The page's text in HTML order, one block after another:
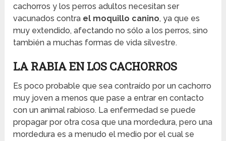
cachorros y los perros adultos necesitan ser
vacunados contra el moquillo canino, ya que es
muy extendido, afectando no sólo a los perros, sino
también a muchas formas de vida silvestre.
LA RABIA EN LOS CACHORROS
Es poco probable que sea contraído por un cachorro
muy joven a menos que pase a entrar en contacto
con un animal rabioso. La enfermedad se puede
propagar por otra cosa que una mordedura, pero una
mordedura es a menudo el medio por el cual se